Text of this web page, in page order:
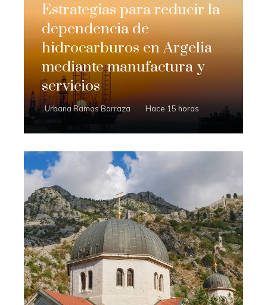
Estrategias para reducir la
dependencia de
hidrocarburos en Argelia
mediante manufactura y
servicios
Urbana Ramos Barraza Hace 15 horas